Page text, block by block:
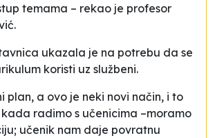
temama – rekao je profesor
ukazala je na potrebu da se
koristi uz službeni.
plan, a ovo je neki novi način, i to
radimo s učenicima –moramo
; učenik nam daje povratnu